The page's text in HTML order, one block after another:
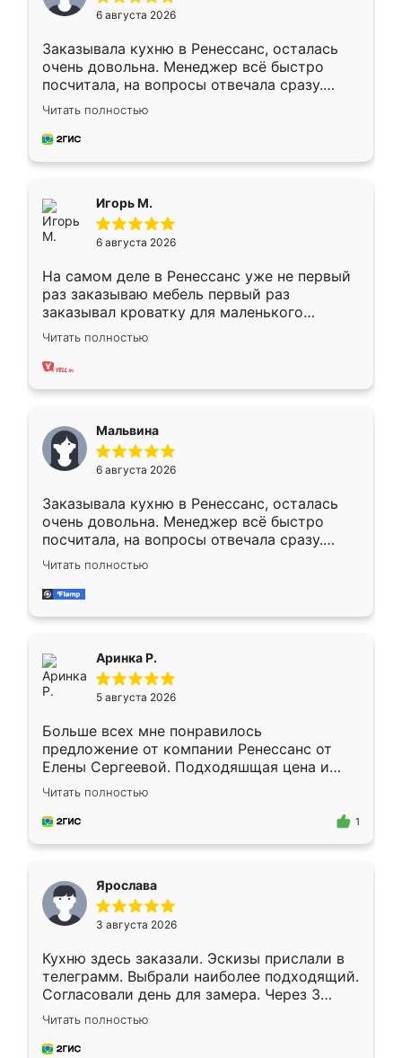
6 августа 2026
Заказывала кухню в Ренессанс, осталась
очень довольна. Менеджер всё быстро
посчитала, на вопросы отвечала сразу.
Замерщик приехал в субботу, подошёл к
делу со всей ответственностью. Собрали
за день, ребята работали аккуратно, даже
Читать полностью
Игорь М.
6 августа 2026
На самом деле в Ренессанс уже не первый
раз заказываю мебель первый раз
заказывал кроватку для маленького
ребёнка при его рождении ,во второй раз
заказал шкаф-купе. По качеству очень
хорошее сборка достаточно быстрая,
меньше, здесь же он более разнообразный.
Мне нравится ,если что-то потребуется из
мебели буду заказывать только здесь.
Читать полностью
Мальвина
6 августа 2026
Заказывала кухню в Ренессанс, осталась
очень довольна. Менеджер всё быстро
посчитала, на вопросы отвечала сразу.
Замерщик приехал в субботу, подошёл к
делу со всей ответственностью. Собрали
за день, ребята работали аккуратно, даже
Читать полностью
Аринка Р.
5 августа 2026
Больше всех мне понравилось
предложение от компании Ренессанс от
Елены Сергеевой. Подходяшщая цена и
короткие сроки изготовления. Приехавший
для замера сотрудник Владислав
предложил по моему эскизу самый
Читать полностью
1
Ярослава
3 августа 2026
Кухню здесь заказали. Эскизы прислали в
телеграмм. Выбрали наиболее подходящий.
Согласовали день для замера. Через 3
недели кухня была уже готова. Остались
довольны работой. Спасибо Ренессанс
мебель за качественную работу!
Читать полностью